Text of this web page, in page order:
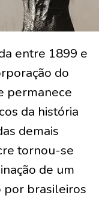
entre 1899 e
do
permanece
da história
demais
tornou-se
de um
por brasileiros